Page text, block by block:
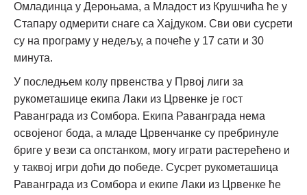
Омладинца у Дероњама, а Младост из Крушчића ће у
Стапару одмерити снаге са Хајдуком. Сви ови сусрети
су на програму у недељу, а почеће у 17 сати и 30
минута.
У последњем колу првенства у Првој лиги за
рукометашице екипа Лаки из Црвенке је гост
Раванграда из Сомбора. Екипа Раванграда нема
освојеног бода, а младе Црвенчанке су пребринуле
бриге у вези са опстанком, могу играти растерећено и
у таквој игри доћи до победе. Сусрет рукометашица
Раванграда из Сомбора и екипе Лаки из Црвенке ће